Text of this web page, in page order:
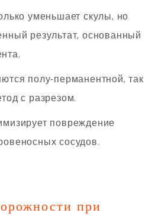
уменьшает скулы, но
результат, основанный
полу-перманентной, так
с разрезом.
повреждение
сосудов.
при